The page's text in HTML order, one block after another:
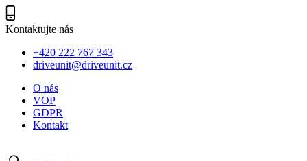
Kontaktujte nás
+420 222 767 343
driveunit@driveunit.cz
O nás
VOP
GDPR
Kontakt